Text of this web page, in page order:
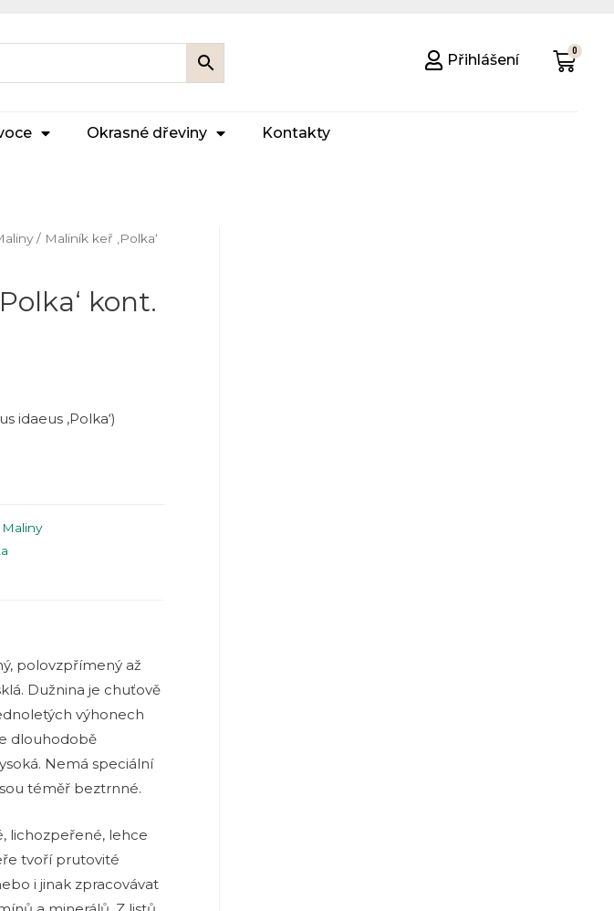
Přihlášení
Okrasné dřeviny Kontakty
/ Maliník keř ‚Polka‘
kont.
idaeus ‚Polka‘)
Maliny
polovzpřímený až
Dužnina je chuťově
výhonech
dlouhodobě
Nemá speciální
téměř beztrnné.
lichozpeřené, lehce
tvoří prutovité
i jinak zpracovávat